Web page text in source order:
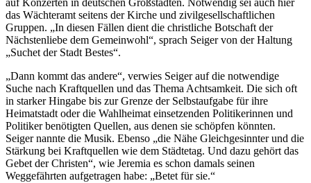
auf Konzerten in deutschen Großstädten. Notwendig sei auch hier
das Wächteramt seitens der Kirche und zivilgesellschaftlichen
Gruppen. „In diesen Fällen dient die christliche Botschaft der
Nächstenliebe dem Gemeinwohl“, sprach Seiger von der Haltung
„Suchet der Stadt Bestes“.
„Dann kommt das andere“, verwies Seiger auf die notwendige
Suche nach Kraftquellen und das Thema Achtsamkeit. Die sich oft
in starker Hingabe bis zur Grenze der Selbstaufgabe für ihre
Heimatstadt oder die Wahlheimat einsetzenden Politikerinnen und
Politiker benötigten Quellen, aus denen sie schöpfen könnten.
Seiger nannte die Musik. Ebenso „die Nähe Gleichgesinnter und die
Stärkung bei Kraftquellen wie dem Städtetag. Und dazu gehört das
Gebet der Christen“, wie Jeremia es schon damals seinen
Weggefährten aufgetragen habe: „Betet für sie.“